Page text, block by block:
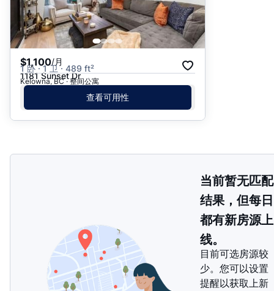
价格 - $$$ 到 $
价格 - $ 到 $$$
$1,100/月
1 卧 · 1 卫 · 489 ft²
1181 Sunset Dr
Kelowna, BC · 整间公寓
查看可用性
当前暂无匹配
结果，但每日
都有新房源上
线。
目前可选房源较
少。您可以设置
提醒以获取上新